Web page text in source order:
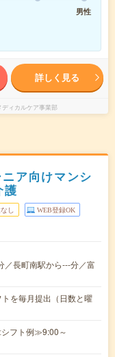
男性
詳しく見る
ィカルケア事業部
ア向けマンシ
護
し WEB登録OK
／長町南駅から---分／富
を毎月提出（日数と曜
フト例≫9:00～